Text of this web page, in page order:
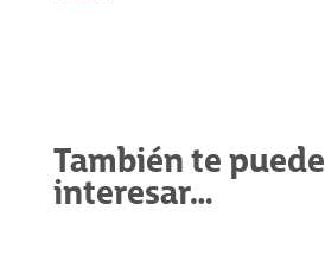
También te puede
interesar…